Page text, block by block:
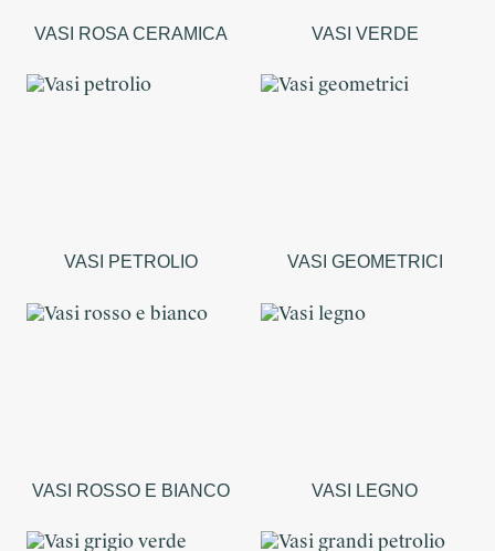
VASI ROSA CERAMICA VASI VERDE
VASI PETROLIO VASI GEOMETRICI
VASI ROSSO E BIANCO VASI LEGNO